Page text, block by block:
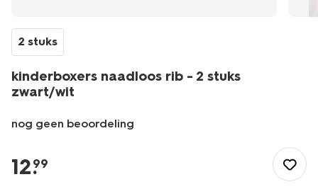
2 stuks
kinderboxers naadloos rib - 2 stuks
zwart/wit
nog geen beoordeling
naadloos-
rib-
12.
99